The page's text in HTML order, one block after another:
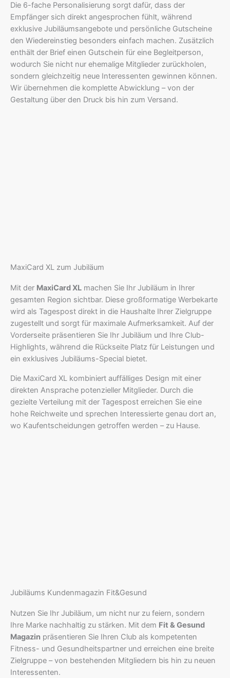
Die 6-fache Personalisierung sorgt dafür, dass der
Empfänger sich direkt angesprochen fühlt, während
exklusive Jubiläumsangebote und persönliche Gutscheine
den Wiedereinstieg besonders einfach machen. Zusätzlich
enthält der Brief einen Gutschein für eine Begleitperson,
wodurch Sie nicht nur ehemalige Mitglieder zurückholen,
sondern gleichzeitig neue Interessenten gewinnen können.
Wir übernehmen die komplette Abwicklung – von der
Gestaltung über den Druck bis hin zum Versand.
MaxiCard XL zum Jubiläum
Mit der MaxiCard XL machen Sie Ihr Jubiläum in Ihrer
gesamten Region sichtbar. Diese großformatige Werbekarte
wird als Tagespost direkt in die Haushalte Ihrer Zielgruppe
zugestellt und sorgt für maximale Aufmerksamkeit. Auf der
Vorderseite präsentieren Sie Ihr Jubiläum und Ihre Club-
Highlights, während die Rückseite Platz für Leistungen und
ein exklusives Jubiläums-Special bietet.
Die MaxiCard XL kombiniert auffälliges Design mit einer
direkten Ansprache potenzieller Mitglieder. Durch die
gezielte Verteilung mit der Tagespost erreichen Sie eine
hohe Reichweite und sprechen Interessierte genau dort an,
wo Kaufentscheidungen getroffen werden – zu Hause.
Jubiläums Kundenmagazin Fit&Gesund
Nutzen Sie Ihr Jubiläum, um nicht nur zu feiern, sondern
Ihre Marke nachhaltig zu stärken. Mit dem Fit & Gesund
Magazin präsentieren Sie Ihren Club als kompetenten
Fitness- und Gesundheitspartner und erreichen eine breite
Zielgruppe – von bestehenden Mitgliedern bis hin zu neuen
Interessenten.